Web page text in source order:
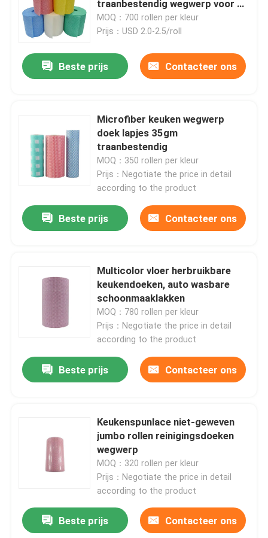
Producten
Fabriekstocht
Kwaliteitscontrole
Neem contact met ons op
Vraag een offerte
Andere artikelen van textiel
niet-geweven jumbo rollen
traanbestendig wegwerp voor de
keuken
MOQ：700 rollen per kleur
Prijs：USD 2.0-2.5/roll
Beste prijs Contacteer ons
Microfiber keuken wegwerp
doek lapjes 35gm
traanbestendig
MOQ：350 rollen per kleur
Prijs：Negotiate the price in detail
according to the product
Beste prijs Contacteer ons
Multicolor vloer herbruikbare
keukendoeken, auto wasbare
schoonmaaklakken
MOQ：780 rollen per kleur
Prijs：Negotiate the price in detail
according to the product
Beste prijs Contacteer ons
Keukenspunlace niet-geweven
jumbo rollen reinigingsdoeken
wegwerp
MOQ：320 rollen per kleur
Prijs：Negotiate the price in detail
according to the product
Beste prijs Contacteer ons